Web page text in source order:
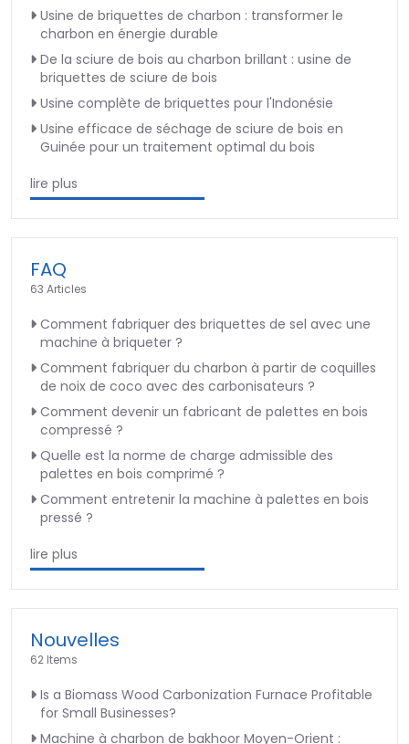
Usine de briquettes de charbon : transformer le
charbon en énergie durable
De la sciure de bois au charbon brillant : usine de
briquettes de sciure de bois
Usine complète de briquettes pour l'Indonésie
Usine efficace de séchage de sciure de bois en
Guinée pour un traitement optimal du bois
lire plus
FAQ
63 Articles
Comment fabriquer des briquettes de sel avec une
machine à briqueter ?
Comment fabriquer du charbon à partir de coquilles
de noix de coco avec des carbonisateurs ?
Comment devenir un fabricant de palettes en bois
compressé ?
Quelle est la norme de charge admissible des
palettes en bois comprimé ?
Comment entretenir la machine à palettes en bois
pressé ?
lire plus
Nouvelles
62 Items
Is a Biomass Wood Carbonization Furnace Profitable
for Small Businesses?
Machine à charbon de bakhoor Moyen-Orient :